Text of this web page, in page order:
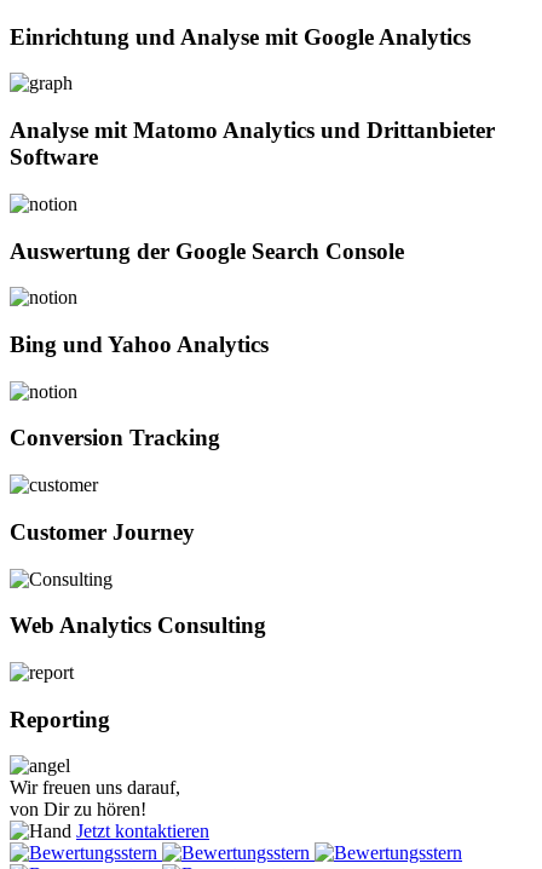
Einrichtung und Analyse mit Google Analytics
Analyse mit Matomo Analytics und Drittanbieter
Software
Auswertung der Google Search Console
Bing und Yahoo Analytics
Conversion Tracking
Customer Journey
Web Analytics Consulting
Reporting
Wir freuen uns darauf,
von Dir zu hören!
Jetzt kontaktieren